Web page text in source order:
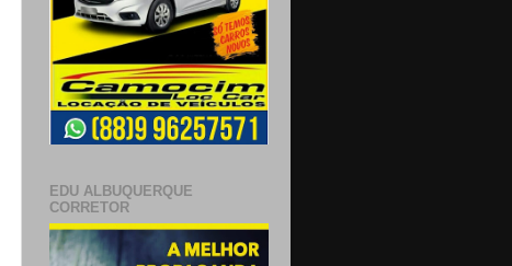
EDU ALBUQUERQUE
CORRETOR